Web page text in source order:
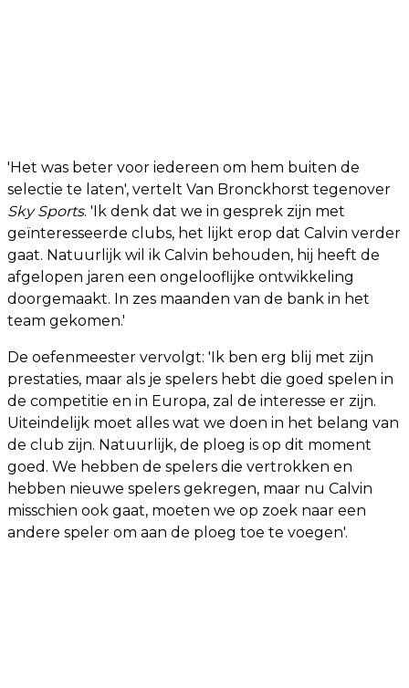
'Het was beter voor iedereen om hem buiten de
selectie te laten', vertelt Van Bronckhorst tegenover
Sky Sports. 'Ik denk dat we in gesprek zijn met
geïnteresseerde clubs, het lijkt erop dat Calvin verder
gaat. Natuurlijk wil ik Calvin behouden, hij heeft de
afgelopen jaren een ongelooflijke ontwikkeling
doorgemaakt. In zes maanden van de bank in het
team gekomen.'
De oefenmeester vervolgt: 'Ik ben erg blij met zijn
prestaties, maar als je spelers hebt die goed spelen in
de competitie en in Europa, zal de interesse er zijn.
Uiteindelijk moet alles wat we doen in het belang van
de club zijn. Natuurlijk, de ploeg is op dit moment
goed. We hebben de spelers die vertrokken en
hebben nieuwe spelers gekregen, maar nu Calvin
misschien ook gaat, moeten we op zoek naar een
andere speler om aan de ploeg toe te voegen'.